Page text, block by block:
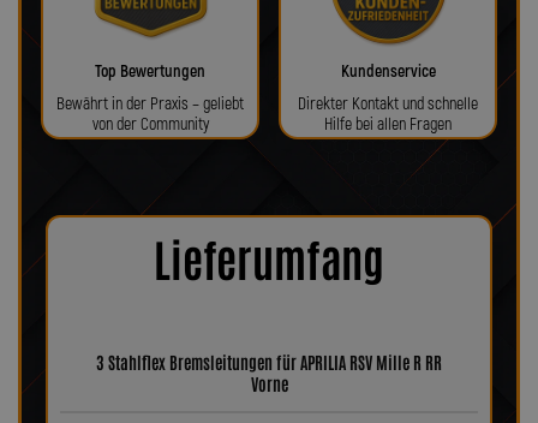
Top Bewertungen
Bewährt in der Praxis – geliebt
von der Community
Kundenservice
Direkter Kontakt und schnelle
Hilfe bei allen Fragen
Lieferumfang
3 Stahlflex Bremsleitungen für APRILIA RSV Mille R RR
Vorne